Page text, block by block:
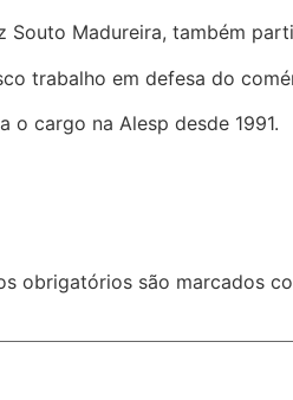
Madureira, também
trabalho em defesa do
o cargo na Alesp desde 1991.
obrigatórios são marcados